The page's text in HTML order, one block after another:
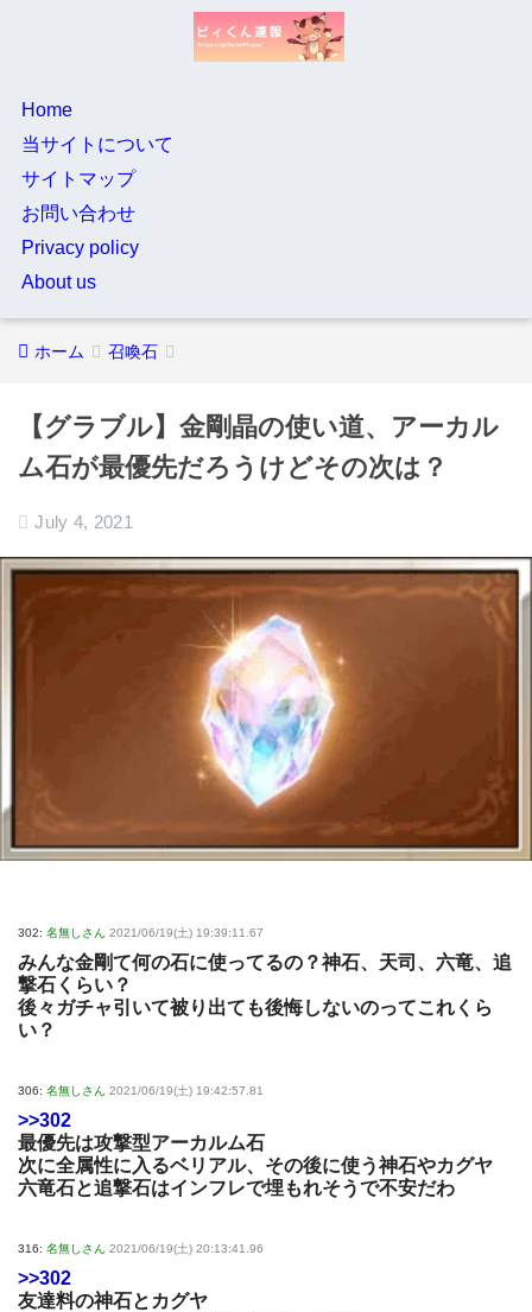
Home
当サイトについて
サイトマップ
お問い合わせ
Privacy policy
About us
ホーム 召喚石
【グラブル】金剛晶の使い道、アーカル
ム石が最優先だろうけどその次は？
July 4, 2021
302: 名無しさん 2021/06/19(土) 19:39:11.67
みんな金剛て何の石に使ってるの？神石、天司、六竜、追
撃石くらい？
後々ガチャ引いて被り出ても後悔しないのってこれくら
い？
306: 名無しさん 2021/06/19(土) 19:42:57.81
>>302
最優先は攻撃型アーカルム石
次に全属性に入るベリアル、その後に使う神石やカグヤ
六竜石と追撃石はインフレで埋もれそうで不安だわ
316: 名無しさん 2021/06/19(土) 20:13:41.96
>>302
友達料の神石とカグヤ